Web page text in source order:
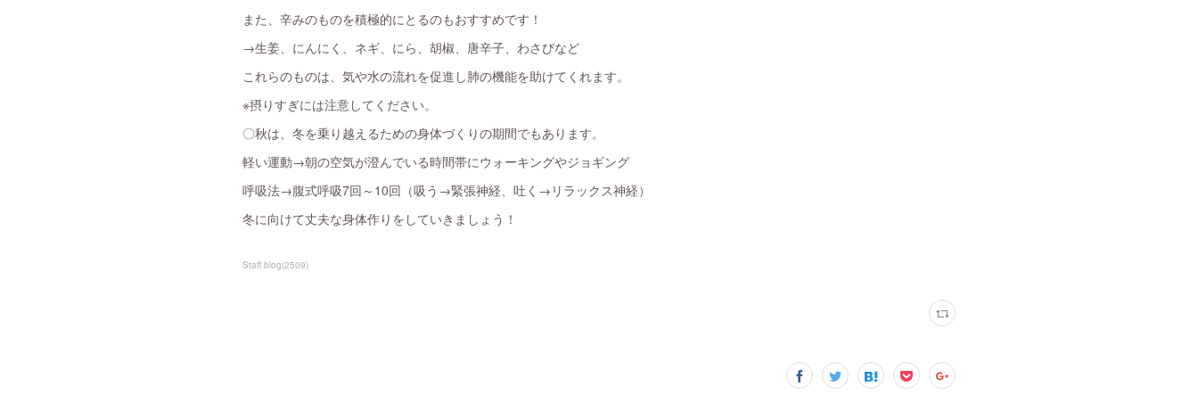
また、辛みのものを積極的にとるのもおすすめです！
→生姜、にんにく、ネギ、にら、胡椒、唐辛子、わさびなど
これらのものは、気や水の流れを促進し肺の機能を助けてくれます。
※摂りすぎには注意してください。
〇秋は、冬を乗り越えるための身体づくりの期間でもあります。
軽い運動→朝の空気が澄んでいる時間帯にウォーキングやジョギング
呼吸法→腹式呼吸7回～10回（吸う→緊張神経、吐く→リラックス神経）
冬に向けて丈夫な身体作りをしていきましょう！
Staff blog(2509)